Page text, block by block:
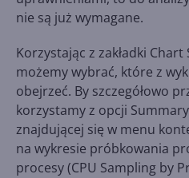
nie są już wymagane.
Korzystając z zakładki
możemy wybrać, które z
obejrzeć. By szczegółowo
korzystamy z opcji
znajdującej się w menu
na wykresie próbkowania
procesy (CPU Sampling by